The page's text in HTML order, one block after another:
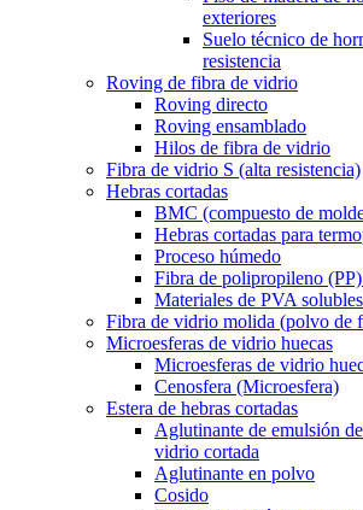
exteriores
Suelo técnico de
resistencia
Roving de fibra de vidrio
Roving directo
Roving ensamblado
Hilos de fibra de vidrio
Fibra de vidrio S (alta resistencia)
Hebras cortadas
BMC (compuesto de
Hebras cortadas para
Proceso húmedo
Fibra de polipropileno
Materiales de PVA
Fibra de vidrio molida (polvo de
Microesferas de vidrio huecas
Microesferas de vidrio
Cenosfera (Microesfera)
Estera de hebras cortadas
Aglutinante de emulsión
vidrio cortada
Aglutinante en polvo
Cosido